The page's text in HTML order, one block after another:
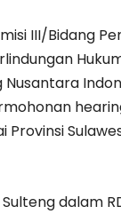
III/Bidang
dalam